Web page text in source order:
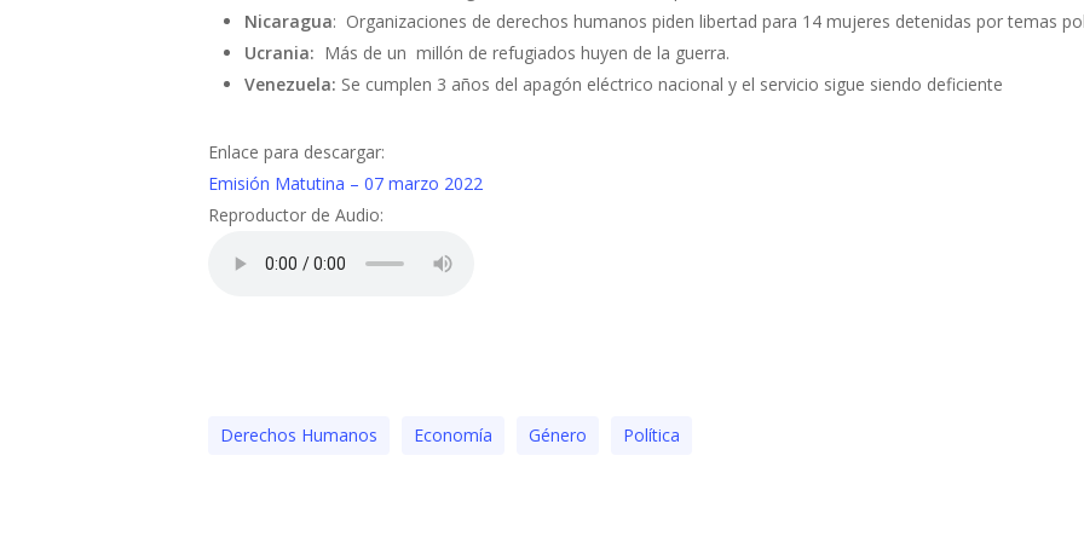
Nicaragua: Organizaciones de derechos humanos piden libertad para 14 mujeres detenidas por temas
Ucrania: Más de un millón de refugiados huyen de la guerra.
Venezuela: Se cumplen 3 años del apagón eléctrico nacional y el servicio sigue siendo deficiente
Enlace para descargar:
Emisión Matutina – 07 marzo 2022
Reproductor de Audio:
Derechos Humanos Economía Género Polí­tica